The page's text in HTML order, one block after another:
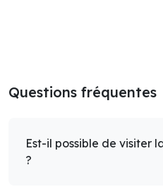
Questions fréquentes
Est-il possible de visiter
?